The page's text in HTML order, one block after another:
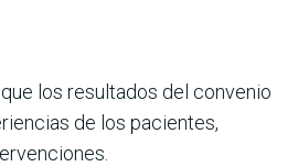
los resultados del convenio
de los pacientes,